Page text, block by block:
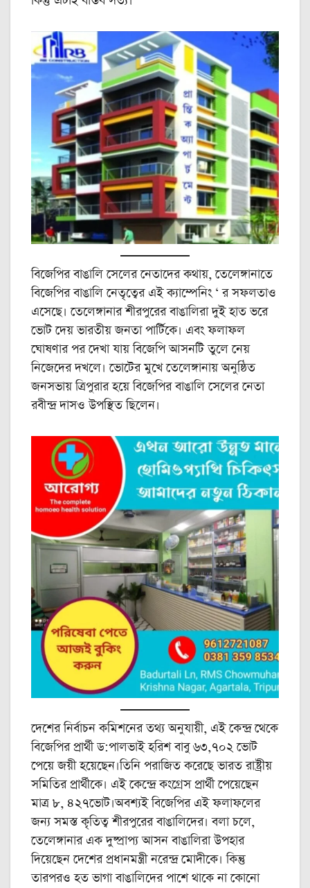
বিজেপির বাঙালি সেলের নেতাদের কথায়, তেলেঙ্গানাতে
বিজেপির বাঙালি নেতৃত্বের এই ক্যাম্পেনিং ‘ র সফলতাও
এসেছে। তেলেঙ্গানার শীরপুরের বাঙালিরা দুই হাত ভরে
ভোট দেয় ভারতীয় জনতা পার্টিকে। এবং ফলাফল
ঘোষণার পর দেখা যায় বিজেপি আসনটি তুলে নেয়
নিজেদের দখলে। ভোটের মুখে তেলেঙ্গানায় অনুষ্ঠিত
জনসভায় ত্রিপুরার হয়ে বিজেপির বাঙালি সেলের নেতা
রবীন্দ্র দাসও উপস্থিত ছিলেন।
দেশের নির্বাচন কমিশনের তথ্য অনুযায়ী, এই কেন্দ্র থেকে
বিজেপির প্রার্থী ড:পালভাই হরিশ বাবু ৬৩,৭০২ ভোট
পেয়ে জয়ী হয়েছেন।তিনি পরাজিত করেছে ভারত রাষ্ট্রীয়
সমিতির প্রার্থীকে। এই কেন্দ্রে কংগ্রেস প্রার্থী পেয়েছেন
মাত্র ৮, ৪২৭ভোট।অবশ্যই বিজেপির এই ফলাফলের
জন্য সমস্ত কৃতিত্ব শীরপুরের বাঙালিদের। বলা চলে,
তেলেঙ্গানার এক দুষ্প্রাপ্য আসন বাঙালিরা উপহার
দিয়েছেন দেশের প্রধানমন্ত্রী নরেন্দ্র মোদীকে। কিন্তু
তারপরও হত ভাগা বাঙালিদের পাশে থাকে না কোনো